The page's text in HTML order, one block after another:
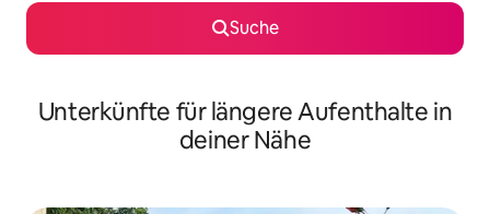
Suche
Unterkünfte für längere Aufenthalte in
deiner Nähe